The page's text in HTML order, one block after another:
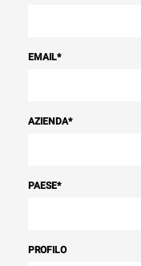
EMAIL*
AZIENDA*
PAESE*
PROFILO